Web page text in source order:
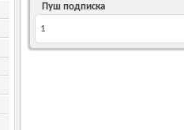
Пуш подписка
1